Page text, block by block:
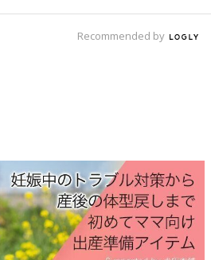
ての妊娠・出産新百科
Recommended by
忙し、出産前にそろえておきたいアイ
わかりやすく紹介！